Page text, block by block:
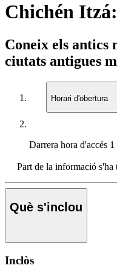
Chichén
Coneix els antics
ciutats antigues
Horari d'obertura
Darrera hora d'accés 1
Part de la informació s'ha
Què s'inclou
Inclòs